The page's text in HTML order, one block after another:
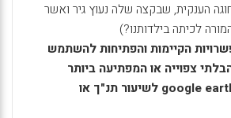
הענקית, שבקצה שלה נעוץ גיר ואשר
לכיתה בילדותנו?)
הקיימות והפתיחות להשתמש
צפוייה או המפתיעה ביותר
google לשיעור תנ"ך או